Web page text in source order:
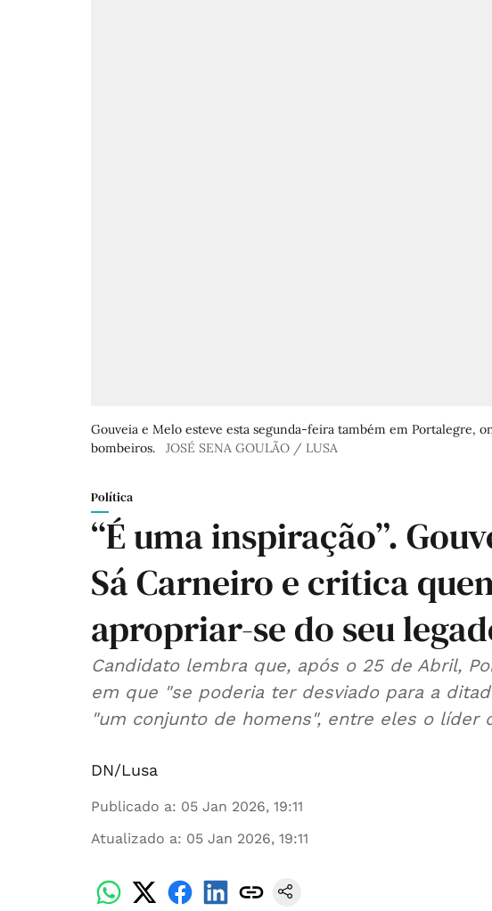
Gouveia e Melo esteve esta segunda-feira também em Portalegre,
bombeiros.
JOSÉ SENA GOULÃO / LUSA
Política
“É uma inspiração”.
Sá Carneiro e critica
apropriar-se do seu
Candidato lembra que, após o 25 de Abril,
em que "se poderia ter desviado para a
"um conjunto de homens", entre eles o líder
DN/Lusa
Publicado a: 05 Jan 2026, 19:11
Atualizado a: 05 Jan 2026, 19:11